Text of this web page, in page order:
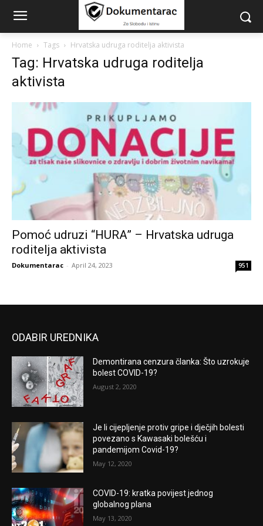
Home Tags Hrvatska udruga roditelja aktivista
Tag: Hrvatska udruga roditelja
aktivista
Pomoć udruzi “HURA” – Hrvatska udruga
roditelja aktivista
Dokumentarac - April 24, 2023 951
ODABIR UREDNIKA
Demontirana cenzura članka: Što uzrokuje
bolest COVID-19?
August 2, 2020
Je li cijepljenje protiv gripe i dječjih bolesti
povezano s Kawasaki bolešću i
pandemijom Covid-19?
May 12, 2020
COVID-19: kratka povijest jednog
globalnog plana
May 13, 2020